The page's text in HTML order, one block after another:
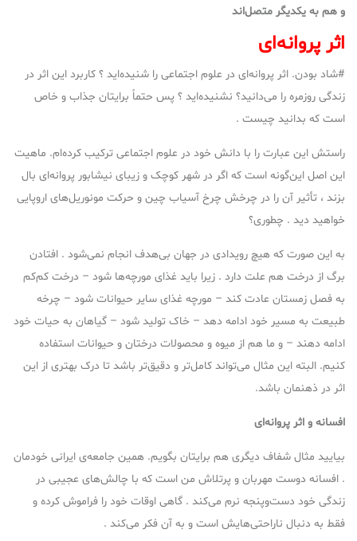
و هم به یکدیگر متصل‌اند
اثر پروانه‌ای
#شاد بودن. اثر پروانه‌ای در علوم اجتماعی را شنیده‌اید ؟ کاربرد این اثر در
زندگی روزمره را می‌دانید؟ نشنیده‌اید ؟ پس حتماً برایتان جذاب و خاص
است که بدانید چیست .
راستش این عبارت را با دانش خود در علوم اجتماعی ترکیب کرده‌ام. ماهیت
این اصل این‌گونه است که اگر در شهر کوچک و زیبای نیشابور پروانه‌ای بال
بزند ، تأثیر آن را در چرخش چرخ آسیاب چین و حرکت مونوریل‌های اروپایی
خواهید دید . چطوری؟
به این صورت که هیچ رویدادی در جهان بی‌هدف انجام نمی‌شود . افتادن
برگ از درخت هم علت دارد . زیرا باید غذای مورچه‌ها شود – درخت کم‌کم
به فصل زمستان عادت کند – مورچه غذای سایر حیوانات شود – چرخه
طبیعت به مسیر خود ادامه دهد – خاک تولید شود – گیاهان به حیات خود
ادامه دهند – و ما هم از میوه و محصولات درختان و حیوانات استفاده
کنیم. البته این مثال می‌تواند کامل‌تر و دقیق‌تر باشد تا درک بهتری از این
اثر در ذهنمان باشد.
افسانه و اثر پروانه‌ای
بیایید مثال شفاف دیگری هم برایتان بگویم. همین جامعه‌ی ایرانی خودمان
. افسانه دوست مهربان و پرتلاش من است که با چالش‌های عجیبی در
زندگی خود دست‌وپنجه نرم می‌کند . گاهی اوقات خود را فراموش کرده و
فقط به دنبال ناراحتی‌هایش است و به آن فکر می‌کند .